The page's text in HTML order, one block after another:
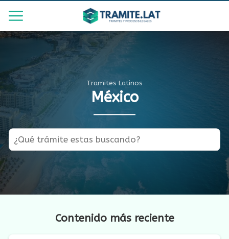
Tramites Latinos
México
Contenido más reciente